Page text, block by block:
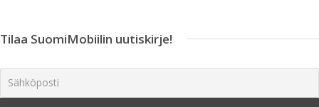
Tilaa SuomiMobiilin uutiskirje!